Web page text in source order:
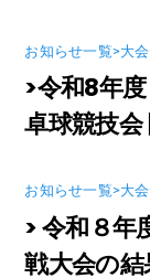
お知らせ一覧>大
>令和8年
卓球競技
お知らせ一覧>大
> 令和８
戦大会の結